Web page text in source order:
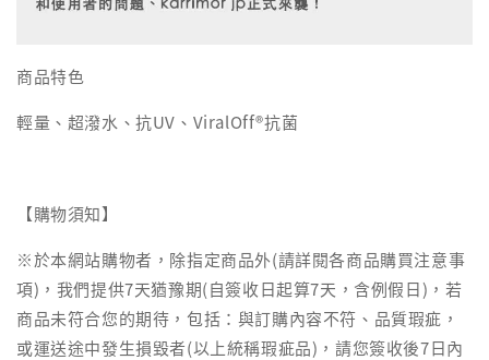
商品特色
輕量、超潑水、抗UV、ViralOff®抗菌
【購物須知】
※於本網站購物者，除指定商品外(請詳閱各商品購買注意事
項)，我們提供7天猶豫期(自簽收日起算7天，含例假日)，若
商品未符合您的期待，包括：與訂購內容不符、品質瑕疵，
或運送途中發生損毀者(以上統稱瑕疵品)，請您簽收後7日內